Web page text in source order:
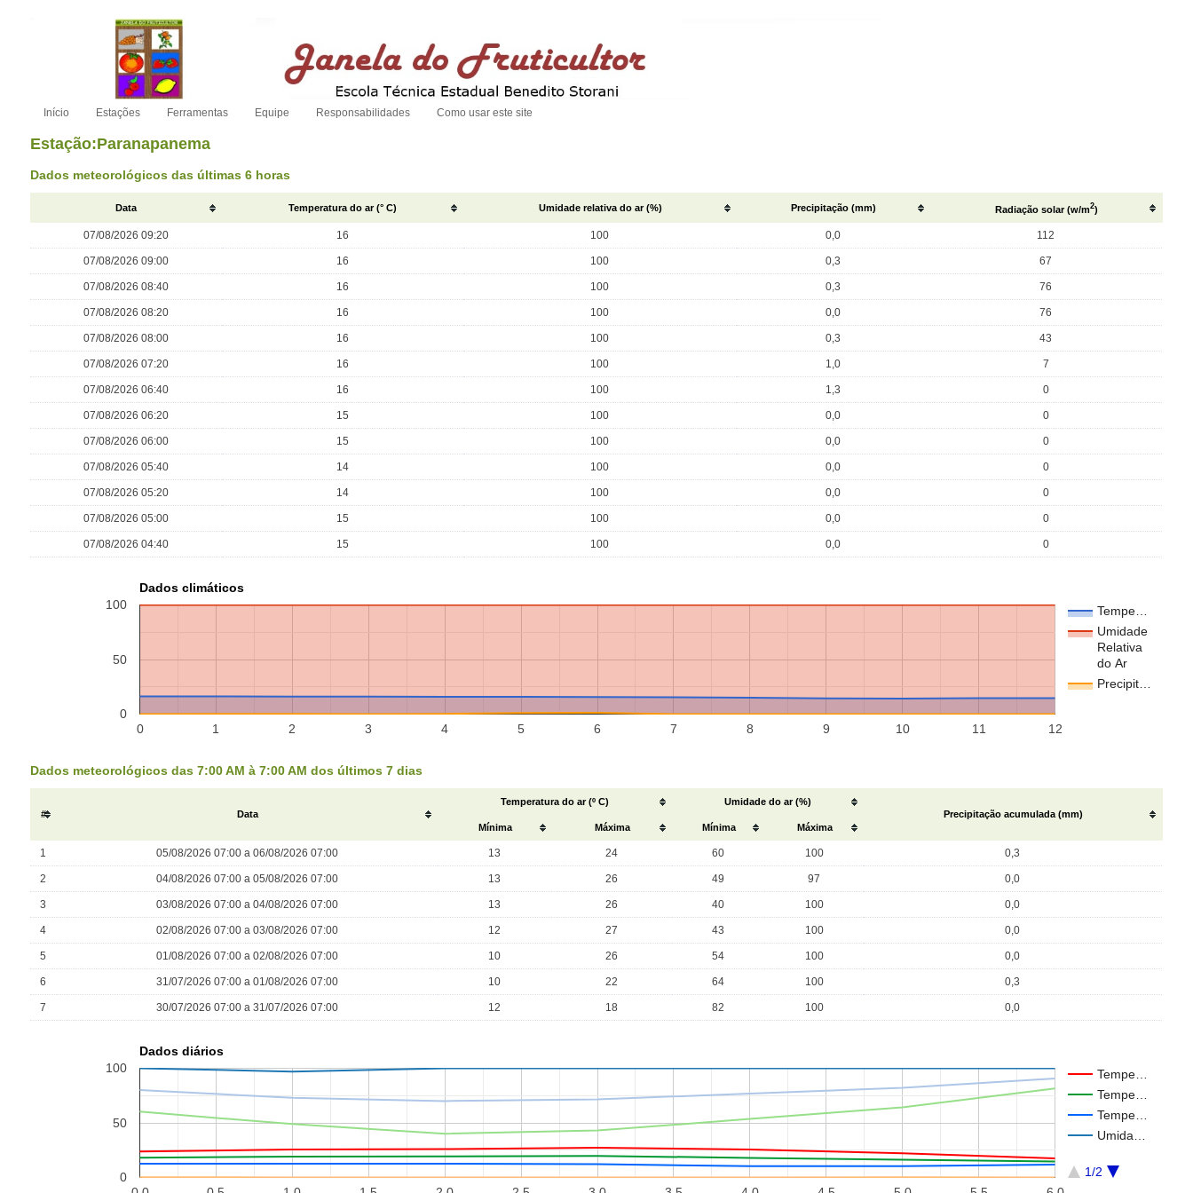
Início Estações Ferramentas Equipe Responsabilidades Como usar este site
Estação:Paranapanema
Dados meteorológicos das últimas 6 horas
Data Temperatura do ar (° C) Umidade relativa do ar (%) Precipitação (mm) Radiação solar (w/m2)
07/08/2026 09:20 16 100 0,0 112
07/08/2026 09:00 16 100 0,3 67
07/08/2026 08:40 16 100 0,3 76
07/08/2026 08:20 16 100 0,0 76
07/08/2026 08:00 16 100 0,3 43
07/08/2026 07:20 16 100 1,0 7
07/08/2026 06:40 16 100 1,3 0
07/08/2026 06:20 15 100 0,0 0
07/08/2026 06:00 15 100 0,0 0
07/08/2026 05:40 14 100 0,0 0
07/08/2026 05:20 14 100 0,0 0
07/08/2026 05:00 15 100 0,0 0
07/08/2026 04:40 15 100 0,0 0
Dados climáticos
Tempe…
Umidade
Relativa
do Ar
Precipit…
0 1 2 3 4 5 6 7 8 9 10 11 12
0
50
100
Dados meteorológicos das 7:00 AM à 7:00 AM dos últimos 7 dias
# Data
Temperatura do ar (º C)
Umidade do ar (%)
Precipitação acumulada (mm)
Mínima
Máxima Mínima Máxima
1 05/08/2026 07:00 a 06/08/2026 07:00 13 24 60 100 0,3
2 04/08/2026 07:00 a 05/08/2026 07:00 13 26 49 97 0,0
3 03/08/2026 07:00 a 04/08/2026 07:00 13 26 40 100 0,0
4 02/08/2026 07:00 a 03/08/2026 07:00 12 27 43 100 0,0
5 01/08/2026 07:00 a 02/08/2026 07:00 10 26 54 100 0,0
6 31/07/2026 07:00 a 01/08/2026 07:00 10 22 64 100 0,3
7 30/07/2026 07:00 a 31/07/2026 07:00 12 18 82 100 0,0
Dados diários
Tempe…
Tempe…
Tempe…
Umida…
1/2
0
50
100